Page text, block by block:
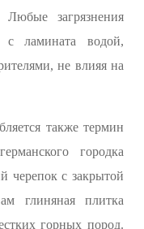
Любые загрязнения
ламината водой,
не влияя на
также термин
городка
черепок с закрытой
глиняная плитка
горных пород.